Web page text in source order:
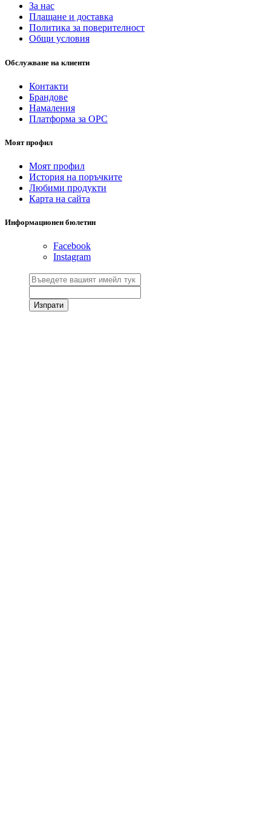
За нас
Плащане и доставка
Политика за поверителност
Общи условия
Обслужване на клиенти
Контакти
Брандове
Намаления
Платформа за ОРС
Моят профил
Моят профил
История на поръчките
Любими продукти
Карта на сайта
Информационен бюлетин
Facebook
Instagram